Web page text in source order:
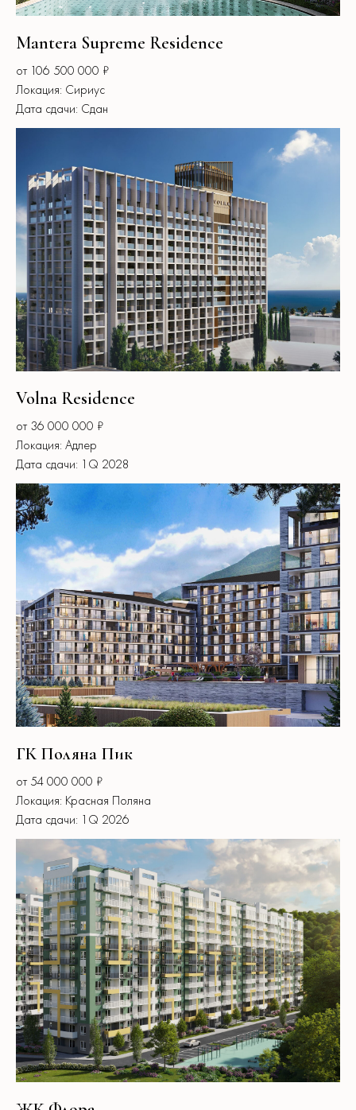
Mantera Supreme Residence
от 106 500 000 ₽
Локация: Сириус
Дата сдачи: Сдан
Volna Residence
от 36 000 000 ₽
Локация: Адлер
Дата сдачи: 1Q 2028
ГК Поляна Пик
от 54 000 000 ₽
Локация: Красная Поляна
Дата сдачи: 1Q 2026